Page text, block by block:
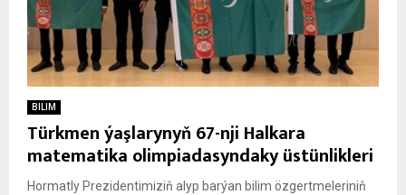
BILIM
Türkmen ýaşlarynyň 67-nji Halkara
matematika olimpiadasyndaky üstünlikleri
Hormatly Prezidentimiziň alyp barýan bilim özgertmeleriniň